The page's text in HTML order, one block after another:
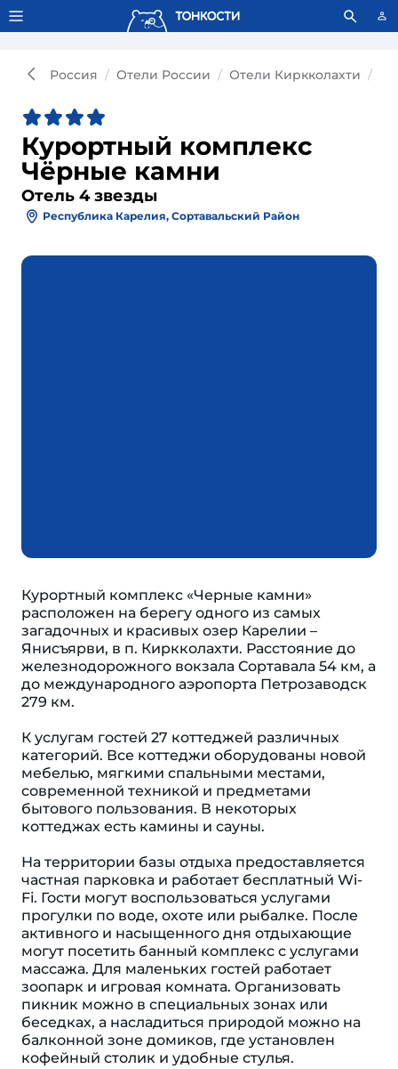
Тонкости используют сookie-файлы. Что это значит?
Россия Отели России Отели Киркколахти
Курортный комплекс
Чёрные камни
Отель 4 звезды
Республика Карелия, Сортавальский Район
Курортный комплекс «Черные камни»
расположен на берегу одного из самых
загадочных и красивых озер Карелии –
Янисъярви, в п. Киркколахти. Расстояние до
железнодорожного вокзала Сортавала 54 км, а
до международного аэропорта Петрозаводск
279 км.
К услугам гостей 27 коттеджей различных
категорий. Все коттеджи оборудованы новой
мебелью, мягкими спальными местами,
современной техникой и предметами
бытового пользования. В некоторых
коттеджах есть камины и сауны.
На территории базы отдыха предоставляется
частная парковка и работает бесплатный Wi-
Fi. Гости могут воспользоваться услугами
прогулки по воде, охоте или рыбалке. После
активного и насыщенного дня отдыхающие
могут посетить банный комплекс с услугами
массажа. Для маленьких гостей работает
зоопарк и игровая комната. Организовать
пикник можно в специальных зонах или
беседках, а насладиться природой можно на
балконной зоне домиков, где установлен
кофейный столик и удобные стулья.